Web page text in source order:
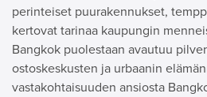
perinteiset puurakennukset,
kertovat tarinaa kaupungin
Bangkok puolestaan avautuu
ostoskeskusten ja urbaanin
vastakohtaisuuden ansiosta